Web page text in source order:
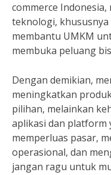
commerce
teknologi,
membantu UMKM
membuka peluang
Dengan demikian,
meningkatkan
pilihan, melainkan
aplikasi dan platform
memperluas pasar,
operasional, dan
jangan ragu untuk